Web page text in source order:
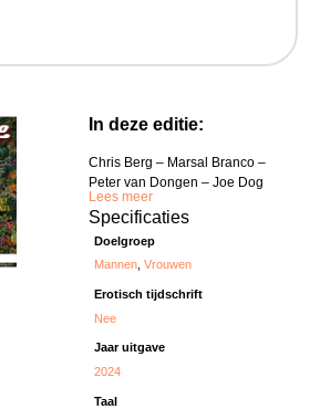
In deze editie:
Chris Berg – Marsal Branco –
Peter van Dongen – Joe Dog
Lees meer
Specificaties
Doelgroep
Mannen,Vrouwen
Erotisch tijdschrift
Nee
Jaar uitgave
2024
Taal